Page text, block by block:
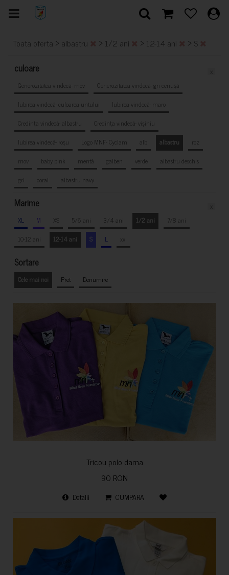
Toata oferta > albastru > 1/2 ani > 12-14 ani > S
culoare
Generozitatea vindecă- mov
Generozitatea vindecă- gri cenușă
Iubirea vindecă- culoarea untului
Iubirea vindecă- maro
Credința vindecă- albastru
Credința vindecă- vișiniu
Iubirea vindecă- roșu
Logo MNF- Cyclam alb albastru
roz
mov
baby pink mentă galben verde
albastru deschis
gri
coral albastru navy
Marime
XL M XS 5/6 ani 3/4 ani 1/2 ani
7/8 ani
10-12 ani
12-14 ani S L xxl
Sortare
Cele mai noi Pret Denumire
Tricou polo dama
90 RON
Detalii CUMPARA